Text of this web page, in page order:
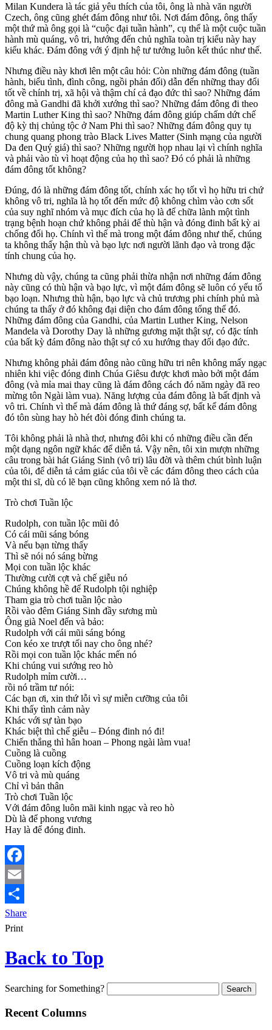
Milan Kundera là tác giả yêu thích của tôi, ông là nhà văn người
Czech, ông cũng ghét đám đông như tôi. Nơi đám đông, ông thấy
một thứ mà ông gọi là “cuộc đại tuần hành”, cụ thể là một cuộc tuần
hành mù quáng, vô tri, hướng đến chủ nghĩa toàn trị kiểu này hay
kiểu khác. Đám đông với ý định hệ tư tưởng luôn kết thúc như thế.
Nhưng điều này khơi lên một câu hỏi: Còn những đám đông (tuần
hành, biểu tình, đình công, ngồi phản đối) dẫn đến những thay đổi
tốt về chính trị, xã hội và thậm chí cả đạo đức thì sao? Những đám
đông mà Gandhi đã khởi xướng thì sao? Những đám đông đi theo
Martin Luther King thì sao? Những đám đông giúp chấm dứt chế
độ kỳ thị chủng tộc ở Nam Phi thì sao? Những đám đông quy tụ
chung quang phong trào Black Lives Matter (Sinh mạng của người
Da đen Quý giá) thì sao? Những người họp nhau lại vì chính nghĩa
và phải vào tù vì hoạt động của họ thì sao? Đó có phải là những
đám đông tốt không?
Đúng, đó là những đám đông tốt, chính xác họ tốt vì họ hữu tri chứ
không vô tri, nghĩa là họ tốt đến mức độ không chìm vào cơn sốt
của suy nghĩ nhóm và mục đích của họ là để chữa lành một tình
trạng bệnh hoạn chứ không phải để thù hận và đóng đinh bất kỳ ai
chống đối họ. Chính vì thế mà trong một đám đông như thế, chúng
ta không thấy hận thù và bạo lực nơi người lãnh đạo và trong đặc
tính chung của họ.
Nhưng dù vậy, chúng ta cũng phải thừa nhận nơi những đám đông
này cũng có thù hận và bạo lực, vì một đám đông sẽ luôn có yếu tố
bạo loạn. Nhưng thù hận, bạo lực và chủ trương phi chính phủ mà
chúng ta thấy ở đó không đại diện cho đám đông tổng thể đó.
Những đám đông của Gandhi, của Martin Luther King, Nelson
Mandela và Dorothy Day là những gương mặt thật sự, có đặc tính
của bất kỳ đám đông nào thật sự có xu hướng thay đổi đạo đức.
Nhưng không phải đám đông nào cũng hữu tri nên không mấy ngạc
nhiên khi việc đóng đinh Chúa Giêsu được khơi mào bởi một đám
đông (và mỉa mai thay cũng là đám đông cách đó năm ngày đã reo
mừng tôn Ngài làm vua). Năng lượng của đám đông là bất định và
vô tri. Chính vì thế mà đám đông là thứ đáng sợ, bất kể đám đông
đó tôn sùng hay hò hét đòi đóng đinh chúng ta.
Tôi không phải là nhà thơ, nhưng đôi khi có những điều cần đến
một dạng ngôn ngữ khác để diễn tả. Vậy nên, tôi xin mượn những
câu trong bài hát Giáng Sinh (vô tri) lâu đời và thêm chút bình luận
của tôi, để diễn tả cảm giác của tôi về các đám đông theo cách của
một thi sĩ, dù có lẽ bạn cũng không xem nó là thơ.
Trò chơi Tuần lộc
Rudolph, con tuần lộc mũi đỏ
Có cái mũi sáng bóng
Và nếu bạn từng thấy
Thì sẽ nói nó sáng bừng
Mọi con tuần lộc khác
Thường cười cợt và chế giễu nó
Chúng không hề để Rudolph tội nghiệp
Tham gia trò chơi tuần lộc nào
Rồi vào đêm Giáng Sinh đầy sương mù
Ông già Noel đến và bảo:
Rudolph với cái mũi sáng bóng
Con kéo xe trượt tối nay cho ông nhé?
Rồi mọi con tuần lộc khác mến nó
Khi chúng vui sướng reo hò
Rudolph mỉm cười…
rồi nó trầm tư nói:
Các bạn ơi, xin thứ lỗi vì sự miễn cưỡng của tôi
Khi thấy tình cảm này
Khác với sự tàn bạo
Khác biệt thì chế giễu – Đóng đinh nó đi!
Chiến thắng thì hân hoan – Phong ngài làm vua!
Cuồng là cuồng
Cuồng loạn kích động
Vô tri và mù quáng
Chỉ vì bản thân
Trò chơi Tuần lộc
Với đám đông luôn mãi kinh ngạc và reo hò
Dù là để phong vương
Hay là để đóng đinh.
Facebook
Email
Share
Print
Back to Top
Searching for Something?
Recent Columns